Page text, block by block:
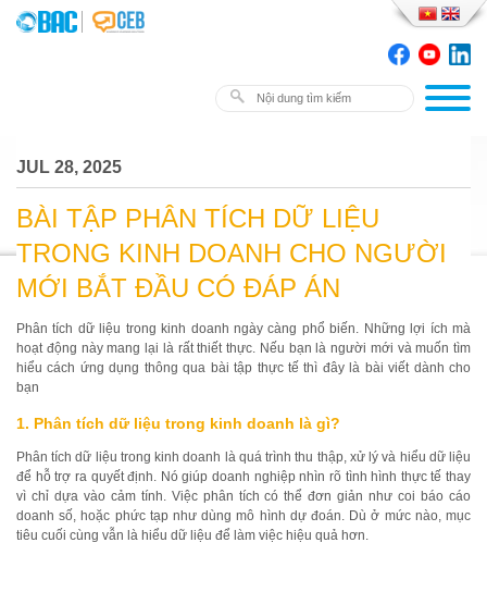
JUL 28, 2025
BÀI TẬP PHÂN TÍCH DỮ LIỆU
TRONG KINH DOANH CHO NGƯỜI
MỚI BẮT ĐẦU CÓ ĐÁP ÁN
Phân tích dữ liệu trong kinh doanh ngày càng phổ biến. Những lợi ích mà
hoạt động này mang lại là rất thiết thực. Nếu bạn là người mới và muốn tìm
hiểu cách ứng dụng thông qua bài tập thực tế thì đây là bài viết dành cho
bạn
1. Phân tích dữ liệu trong kinh doanh là gì?
Phân tích dữ liệu trong kinh doanh là quá trình thu thập, xử lý và hiểu dữ liệu
để hỗ trợ ra quyết định. Nó giúp doanh nghiệp nhìn rõ tình hình thực tế thay
vì chỉ dựa vào cảm tính. Việc phân tích có thể đơn giản như coi báo cáo
doanh số, hoặc phức tạp như dùng mô hình dự đoán. Dù ở mức nào, mục
tiêu cuối cùng vẫn là hiểu dữ liệu để làm việc hiệu quả hơn.